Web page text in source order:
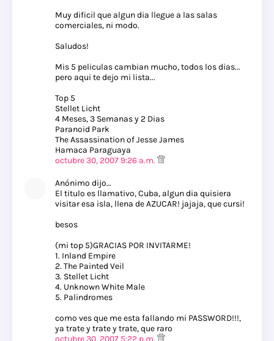
Muy dificil que algun dia llegue a las salas
comerciales, ni modo.
Saludos!
Mis 5 peliculas cambian mucho, todos los dias...
pero aqui te dejo mi lista...
Top 5
Stellet Licht
4 Meses, 3 Semanas y 2 Dias
Paranoid Park
The Assassination of Jesse James
Hamaca Paraguaya
octubre 30, 2007 9:26 a.m.
Anónimo dijo…
El titulo es llamativo, Cuba, algun dia quisiera
visitar esa isla, llena de AZUCAR! jajaja, que cursi!
besos
(mi top 5)GRACIAS POR INVITARME!
1. Inland Empire
2. The Painted Veil
3. Stellet Licht
4. Unknown White Male
5. Palindromes
como ves que me esta fallando mi PASSWORD!!!,
ya trate y trate y trate, que raro
octubre 30, 2007 5:22 p.m.